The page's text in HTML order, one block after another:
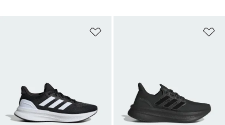
Aggiungi alla lista dei desideri